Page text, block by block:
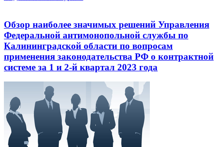
Обзор наиболее значимых решений Управления
Федеральной антимонопольной службы по
Калининградской области по вопросам
применения законодательства РФ о контрактной
системе за 1 и 2-й квартал 2023 года